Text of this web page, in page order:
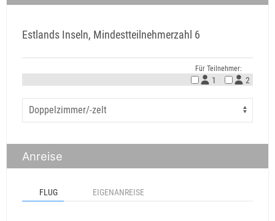
Estlands Inseln, Mindestteilnehmerzahl 6
Für Teilnehmer:
1 2
Anreise
FLUG EIGENANREISE